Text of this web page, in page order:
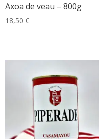
Axoa de veau – 800g
18,50€